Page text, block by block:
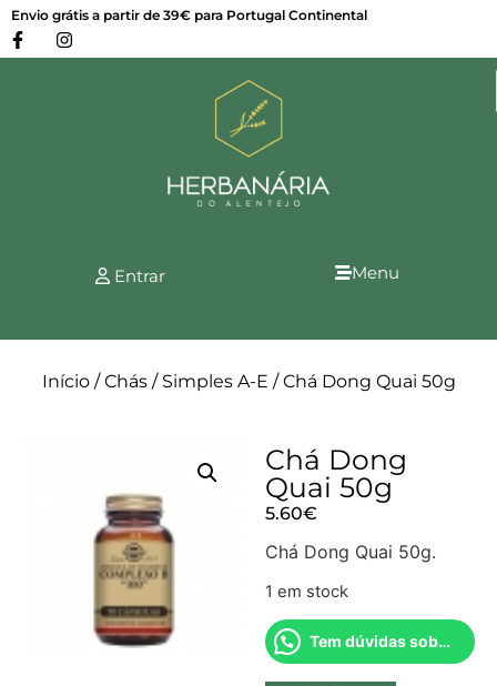
Envio grátis a partir de 39€ para Portugal Continental
Entrar Menu
Início/Chás/ Simples A-E / Chá Dong Quai 50g
Chá Dong
Quai 50g
5.60€
Chá Dong Quai 50g.
1 em stock
Tem dúvidas sobre este produto?